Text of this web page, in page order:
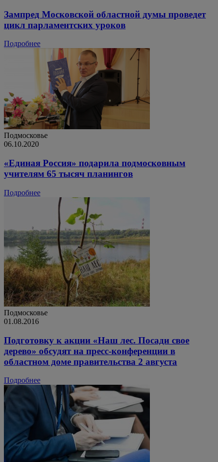
Зампред Московской областной думы проведет
цикл парламентских уроков
Подробнее
Подмосковье
06.10.2020
«Единая Россия» подарила подмосковным
учителям 65 тысяч планингов
Подробнее
Подмосковье
01.08.2016
Подготовку к акции «Наш лес. Посади свое
дерево» обсудят на пресс-конференции в
областном доме правительства 2 августа
Подробнее